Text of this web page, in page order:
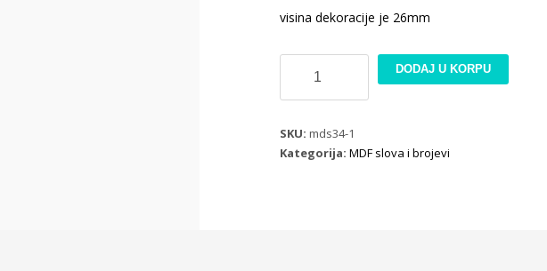
visina dekoracije je 26mm
dekoracija
slovo
količina
DODAJ U KORPU
SKU: mds34-1
Kategorija: MDF slova i brojevi